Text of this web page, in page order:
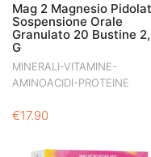
Mag 2 Magnesio
Sospensione Orale
Granulato 20 Bustine
G
MINERALI-VITAMINE-
AMINOACIDI-PROTEINE
€17.90